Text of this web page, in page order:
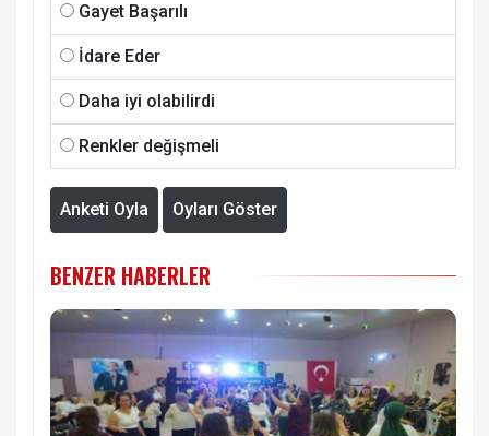
Gayet Başarılı
İdare Eder
Daha iyi olabilirdi
Renkler değişmeli
Anketi Oyla Oyları Göster
BENZER HABERLER